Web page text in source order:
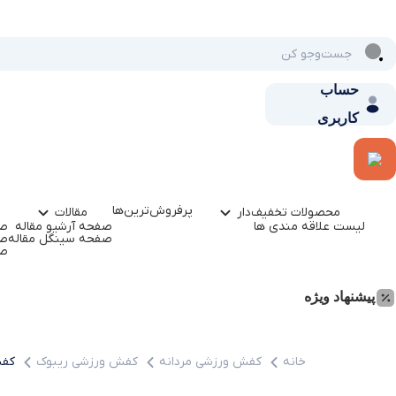
حساب
کاربری
محصولات تخفیف‌دار
لیست علاقه مندی ها
پرفروش‌ترین‌ها
مقالات
صفحه آرشیو مقاله
صفحه سینگل مقاله
پیشنهاد ویژه
خانه کفش ورزشی مردانه کفش ورزشی ریبوک